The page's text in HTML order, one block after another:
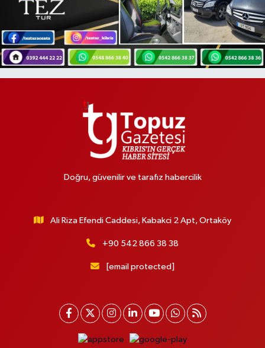
Doğru, güvenilir ve tarafız habercilik
Ali Riza Efendi Caddesi, Kabakci 2 Apt, Ortaköy
+90 542 866 38 38
[email protected]